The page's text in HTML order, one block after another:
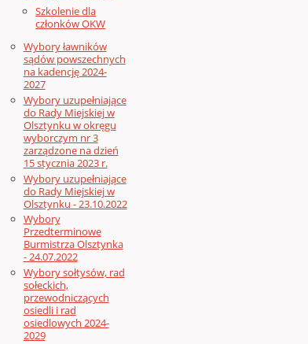
Szkolenie dla
członków OKW
Wybory ławników
sądów powszechnych
na kadencję 2024-
2027
Wybory uzupełniające
do Rady Miejskiej w
Olsztynku w okręgu
wyborczym nr 3
zarządzone na dzień
15 stycznia 2023 r.
Wybory uzupełniające
do Rady Miejskiej w
Olsztynku - 23.10.2022
Wybory
Przedterminowe
Burmistrza Olsztynka
- 24.07.2022
Wybory sołtysów, rad
sołeckich,
przewodniczących
osiedli i rad
osiedlowych 2024-
2029